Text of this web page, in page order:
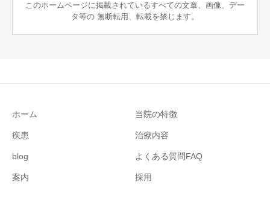
このホームページに掲載されているすべての文章、画像、デー
タ等の 無断転用、転載を禁じます。
ホーム 当院の特徴
疾患 治療内容
blog よくある質問FAQ
案内 採用